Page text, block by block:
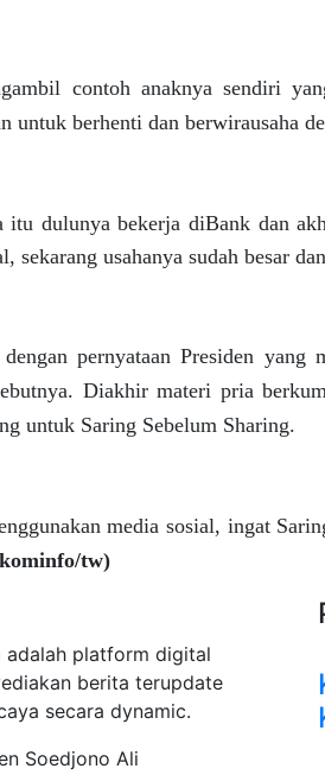
contoh anaknya sendiri
untuk berhenti dan berwirausaha
itu dulunya bekerja diBank dan
sekarang usahanya sudah besar
pernyataan Presiden yang
Diakhir materi pria
untuk Saring Sebelum Sharing.
media sosial, ingat
tw)
adalah platform digital
berita terupdate
secara dynamic.
Soedjono Ali